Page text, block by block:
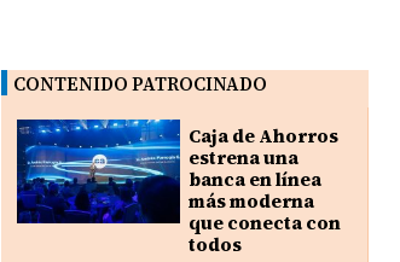
CONTENIDO PATROCINADO
Caja de Ahorros
estrena una
banca en línea
más moderna
que conecta con
todos